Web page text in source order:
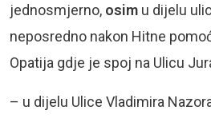
jednosmjerno, osim u dijelu
neposredno nakon Hitne
Opatija gdje je spoj na Ulicu
– u dijelu Ulice Vladimira